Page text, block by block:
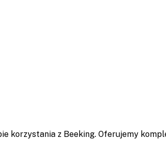
korzystania z Beeking. Oferujemy